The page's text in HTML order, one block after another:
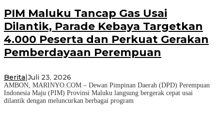
PIM Maluku Tancap Gas Usai
Dilantik, Parade Kebaya Targetkan
4.000 Peserta dan Perkuat Gerakan
Pemberdayaan Perempuan
Berita Juli 23, 2026
AMBON, MARINYO.COM – Dewan Pimpinan Daerah (DPD) Perempuan
Indonesia Maju (PIM) Provinsi Maluku langsung bergerak cepat usai
dilantik dengan meluncurkan berbagai program